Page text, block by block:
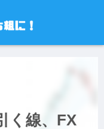
く線、FX